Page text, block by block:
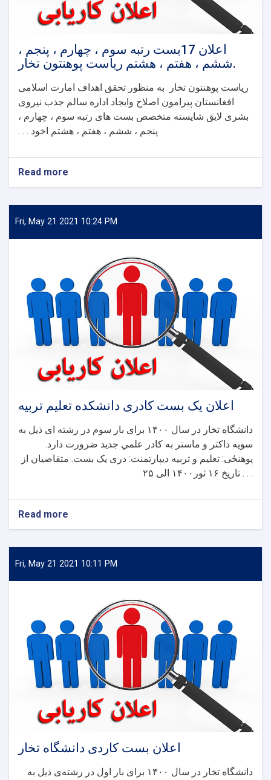
اعلان 17بست رتبه سوم ، چهارم ، پنجم ،
ششم ، هفتم ، هشتم ریاست پوهنتون تخار.
ریاست پوهنتون تخار به منظور تحقق اهداف امارت اسلامی
افغانستان پیرامون اصلاح وایجاد اداره سالم جذب نیروی
بشری لایق شایسته متخصص بست های رتبه سوم ، چهارم ،
پنجم ، ششم ، هفتم ، هشتم اخود . . .
Read more
اعلان
رتبه
سوم
،
ششم
هفتم
،
هشتم
پوهنتون
تخار.
Fri, May 21 2021 10:24 PM
اعلان یک بست کادری دانشکده تعلیم تربیه
دانشگاه تخار در سال ۱۴۰۰ برای بار سوم در رشته ای ذيل به
سويه داکتر و ماستر به کادر علمي جديد ضرورت دارد.
پوهنځی: تعلیم و تربیه دیپارتمنت: دری یک بست. متقاضيان از
تاريخ ۱۶ ثور۱۴۰۰ الی ۲۵ . . .
Read more
اعلان
بست
کادری
Fri, May 21 2021 10:11 PM
اعلان بست کاردی دانشگاه تخار
دانشگاه تخار در سال ۱۴۰۰ برای بار اول در رشته‌ی ذيل به